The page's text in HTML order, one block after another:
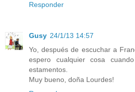
Responder
Gusy 24/1/13 14:57
Yo, después de escuchar a
espero cualquier cosa
estamentos.
Muy bueno, doña Lourdes!